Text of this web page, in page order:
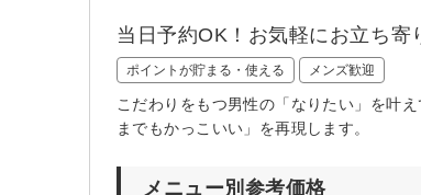
当日予約OK！お気軽にお立ち
ポイントが貯まる・使える メンズ歓迎
こだわりをもつ男性の「なりたい」を叶
までもかっこいい」を再現します。
メニュー別参考価格